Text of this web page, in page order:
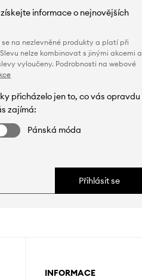
informace o nejnovějších
na nezlevněné produkty a platí při
nelze kombinovat s jinými akcemi a
vyloučeny. Podrobnosti na webové
přicházelo jen to, co vás opravdu
zajímá:
Pánská móda
Přihlásit se
INFORMACE